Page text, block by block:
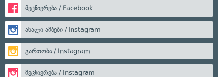
მეცნიერება / Facebook
ახალი ამბები / Instagram
გართობა / Instagram
მეცნიერება / Instagram